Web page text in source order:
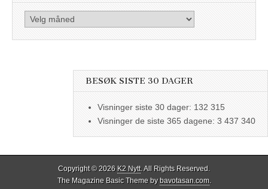
Arkiv
BESØK SISTE 30 DAGER
Visninger siste 30 dager: 132 315
Visninger de siste 365 dagene: 3 437 340
Copyright © 2026 K2 Nytt. All Rights Reserved.
The Magazine Basic Theme bybavotasan.com.